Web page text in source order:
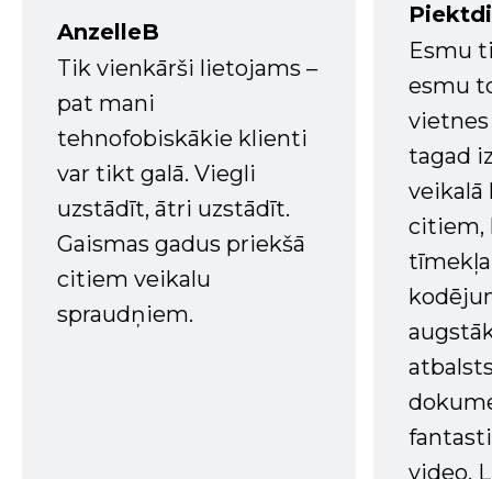
AnzelleB
Tik vienkārši lietojams –
pat mani
tehnofobiskākie klienti
var tikt galā. Viegli
uzstādīt, ātri uzstādīt.
Gaismas gadus priekšā
citiem veikalu
spraudņiem.
Esmu
esmu
tagad
veikalā
citiem,
tīmekļa
video.